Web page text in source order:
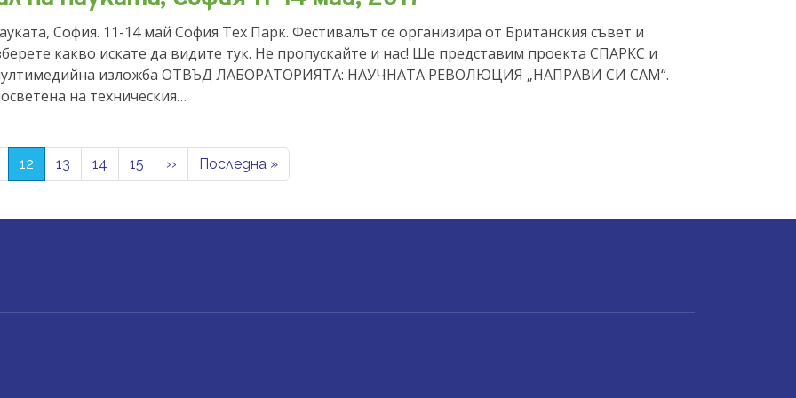
София. 11-14 май София Тех Парк. Фестивалът се организира от Британския съвет и
какво искате да видите тук. Не пропускайте и нас! Ще представим проекта СПАРКС и
изложба ОТВЪД ЛАБОРАТОРИЯТА: НАУЧНАТА РЕВОЛЮЦИЯ „НАПРАВИ СИ САМ“.
на техническия…
12 13 14 15 ›› Next page
Последна »Last page
MENU